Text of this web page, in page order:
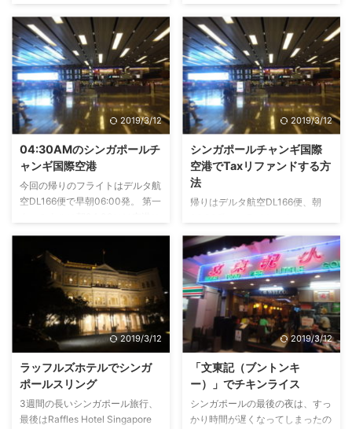
アップしてみました。 ⇒2014年
7月シンガポール旅行記 全記事
目次 地元在住の友人に連れても
らったところが多く、ガイドブッ
クには載っていないところもある
かとは思いますが、どこもオスス
メです。 マリーナベイサンズは
行く必用はないと思ったので外し
ました。 世界中からリッチな人
が集まるシンガポールの、でもギ
ラギラしていない上品ないい気が
ンガポール ? 東京の直行便ではデ
ルタって安くていいんですけど、
時間帯が悪いんですよね～ シン
ガポールには夜中に到着だ
し。。。 を所有しているので、
ゴールドメダリオン会員。 ◆普
通のOLの私が年会費26,000円の
理由 ということで、ビジネスク
ラス以上が利用できる「SKY
PRIORITY（スカイプライオリテ
ィ）」カウンターでのチェックイ
2019/3/12
04:30AMのシンガポールチ
ャンギ国際空港
今回の帰りのフライトはデルタ航
空DL166便で早朝06:00発。 第一
しているシンガポールチャンギ空
港は、休めるスペースもいっぱい
ありました。 The Guide to
Sleeping in Airportsというサイト
では、毎年「世界の寝やすい空港
ベスト10」のトップに選ばれて
います。 ▼Best Airports of 2014
もったいないですよね。 諸事情
で「空港で夜を明かしたい人」の
ご参考になればと ...
2019/3/12
シンガポールチャンギ国際
空港でTaxリファンドする方
法
帰りはデルタ航空DL166便、朝
04:10amには空港に到着しまし
た。 今回初めて空港でタックス
リファンドをします。 タックス
リファンドのマシンの場所 第一
ターミナルではタックスリファン
ドのマシンは左端にあります。
もしタクシーでチャンギ空港まで
行って、タックスリファンドのマ
シンの近くで降ろしてほしい場合
は、どこのエアラインか聞かれた
ら、「ジェットスター」と言うの
がいいかも。 日本語の表示があ
って、とても分かりやすかったで
2019/3/12
ラッフルズホテルでシンガ
ポールスリング
3週間の長いシンガポール旅行、
最後はRaffles Hotel Singapore
2019/3/12
「文東記（ブントンキ
ー）」でチキンライス
シンガポールの最後の夜は、すっ
かり時間が遅くなってしまったの